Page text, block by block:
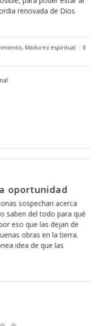
renovada de Dios
, Madurez espiritual
0
oportunidad
sospechan acerca
del todo para qué
eso que las dejan de
obras en la tierra.
idea de que las